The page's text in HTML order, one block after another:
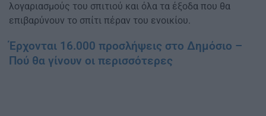
λογαριασμούς του σπιτιού και όλα τα έξοδα που θα
επιβαρύνουν το σπίτι πέραν του ενοικίου.
Έρχονται 16.000 προσλήψεις στο Δημόσιο –
Πού θα γίνουν οι περισσότερες